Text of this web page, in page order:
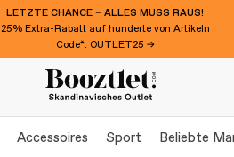
LETZTE CHANCE – ALLES MUSS RAUS!
25% Extra-Rabatt auf hunderte von Artikeln
Code*: OUTLET25 →
Accessoires Sport Beliebte